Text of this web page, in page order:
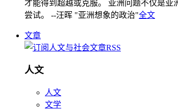
才能得到超越或克服。 亚洲问题不仅是
尝试。 --汪晖 "亚洲想象的政治"全文
文章
人文
人文
文学